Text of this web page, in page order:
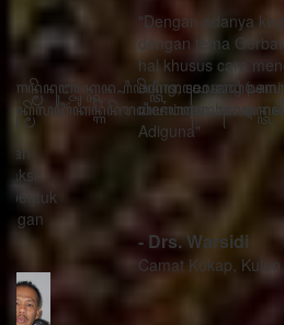
"Dengan adanya kegiatan
dengan tema Gerbang Praja ini
hal khusus cara menggugah
eding, seorang pemimpin mau
memimpin harus menghindari
- Drs. Warsidi
Camat Kokap, Kulon Progo